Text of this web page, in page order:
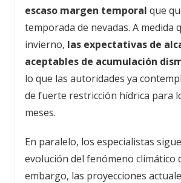
escaso margen temporal que
temporada de nevadas. A medida
invierno, las expectativas de
aceptables de acumulación
lo que las autoridades ya
de fuerte restricción hídrica para
meses.
En paralelo, los especialistas
evolución del fenómeno climático
embargo, las proyecciones